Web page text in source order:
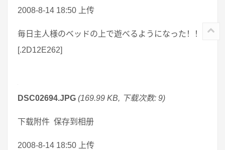
2008-8-14 18:50 上传
毎日主人様のベッドの上で遊べるようになった！！
[.2D12E262]
DSC02694.JPG (169.99 KB, 下载次数: 9)
下载附件 保存到相册
2008-8-14 18:50 上传